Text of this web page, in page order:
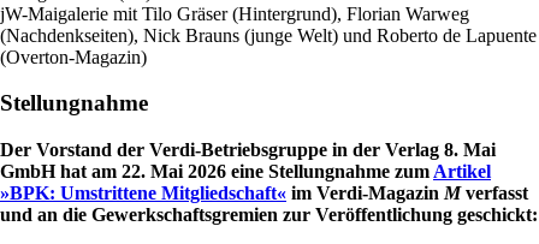
jW-Maigalerie mit Tilo Gräser (Hintergrund), Florian Warweg
(Nachdenkseiten), Nick Brauns (junge Welt) und Roberto de Lapuente
(Overton-Magazin)
Stellungnahme
Der Vorstand der Verdi-Betriebsgruppe in der Verlag 8. Mai
GmbH hat am 22. Mai 2026 eine Stellungnahme zum Artikel
»BPK: Umstrittene Mitgliedschaft« im Verdi-Magazin Mverfasst
und an die Gewerkschaftsgremien zur Veröffentlichung geschickt: